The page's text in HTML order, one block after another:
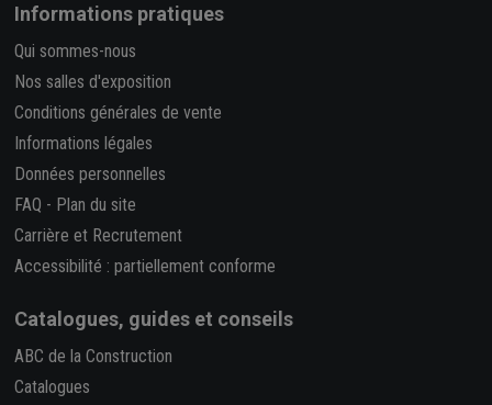
Informations pratiques
Qui sommes-nous
Nos salles d'exposition
Conditions générales de vente
Informations légales
Données personnelles
FAQ - Plan du site
Carrière et Recrutement
Accessibilité : partiellement conforme
Catalogues, guides et conseils
ABC de la Construction
Catalogues